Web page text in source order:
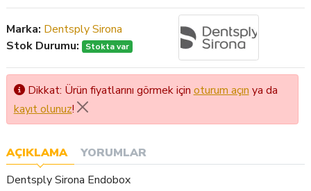
Marka: Dentsply Sirona
Stok Durumu:
Stokta var
Dikkat: Ürün fiyatlarını görmek için oturum açın ya da
kayıt olunuz!
AÇIKLAMA
YORUMLAR
Dentsply Sirona Endobox